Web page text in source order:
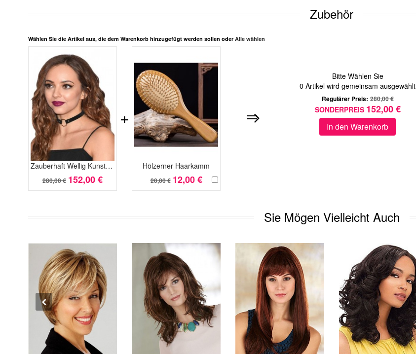
Zubehör
Wählen Sie die Artikel aus, die dem Warenkorb hinzugefügt werden sollen oder Alle wählen
Zauberhaft Wellig Kunsthaar Geschichtet Spitzefront Perücke
280,00 € 152,00 €
Hölzerner Haarkamm
20,00 € 12,00 €
+
Bitte Wählen Sie
0 Artikel wird gemeinsam ausgewählt
Regulärer Preis: 280,00 €
SONDERPREIS 152,00 €
In den Warenkorb
Sie Mögen Vielleicht Auch